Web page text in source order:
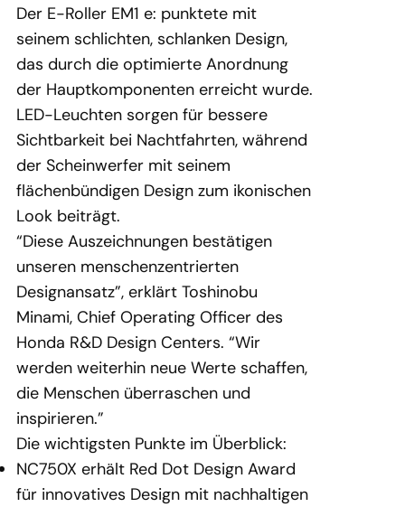
Der E-Roller EM1 e: punktete mit
seinem schlichten, schlanken Design,
das durch die optimierte Anordnung
der Hauptkomponenten erreicht wurde.
LED-Leuchten sorgen für bessere
Sichtbarkeit bei Nachtfahrten, während
der Scheinwerfer mit seinem
flächenbündigen Design zum ikonischen
Look beiträgt.
“Diese Auszeichnungen bestätigen
unseren menschenzentrierten
Designansatz”, erklärt Toshinobu
Minami, Chief Operating Officer des
Honda R&D Design Centers. “Wir
werden weiterhin neue Werte schaffen,
die Menschen überraschen und
inspirieren.”
Die wichtigsten Punkte im Überblick:
NC750X erhält Red Dot Design Award
für innovatives Design mit nachhaltigen